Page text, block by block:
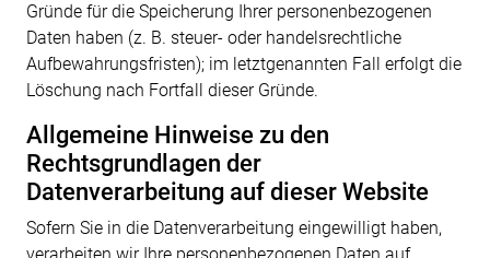
Gründe für die Speicherung Ihrer personenbezogenen
Daten haben (z. B. steuer- oder handelsrechtliche
Aufbewahrungsfristen); im letztgenannten Fall erfolgt die
Löschung nach Fortfall dieser Gründe.
Allgemeine Hinweise zu den
Rechtsgrundlagen der
Datenverarbeitung auf dieser Website
Sofern Sie in die Datenverarbeitung eingewilligt haben,